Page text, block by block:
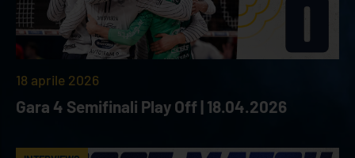
18 aprile 2026
Gara 4 Semifinali Play Off | 18.04.2026